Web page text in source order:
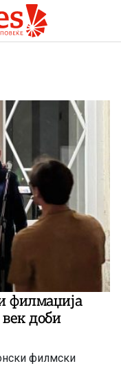
филмаџија
доби
филмски